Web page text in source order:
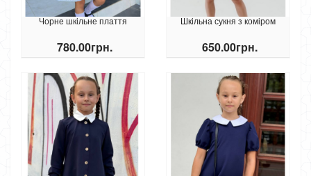
Чорне шкільне плаття
780.00грн.
Шкільна сукня з коміром
650.00грн.